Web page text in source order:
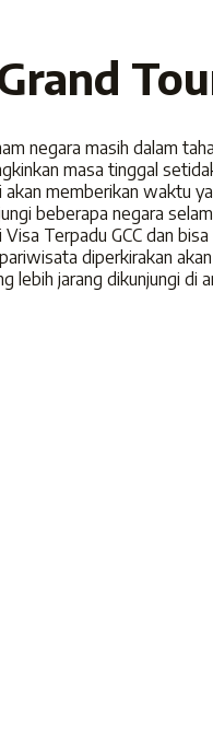
negara masih dalam
masa tinggal
memberikan waktu
beberapa negara
Terpadu GCC dan bisa
diperkirakan akan
lebih jarang dikunjungi di